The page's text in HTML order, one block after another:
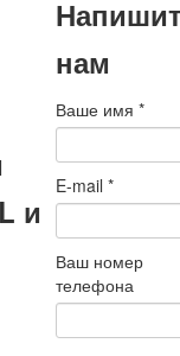
и
нам
Ваше имя*
E-mail*
Ваш номер
телефона